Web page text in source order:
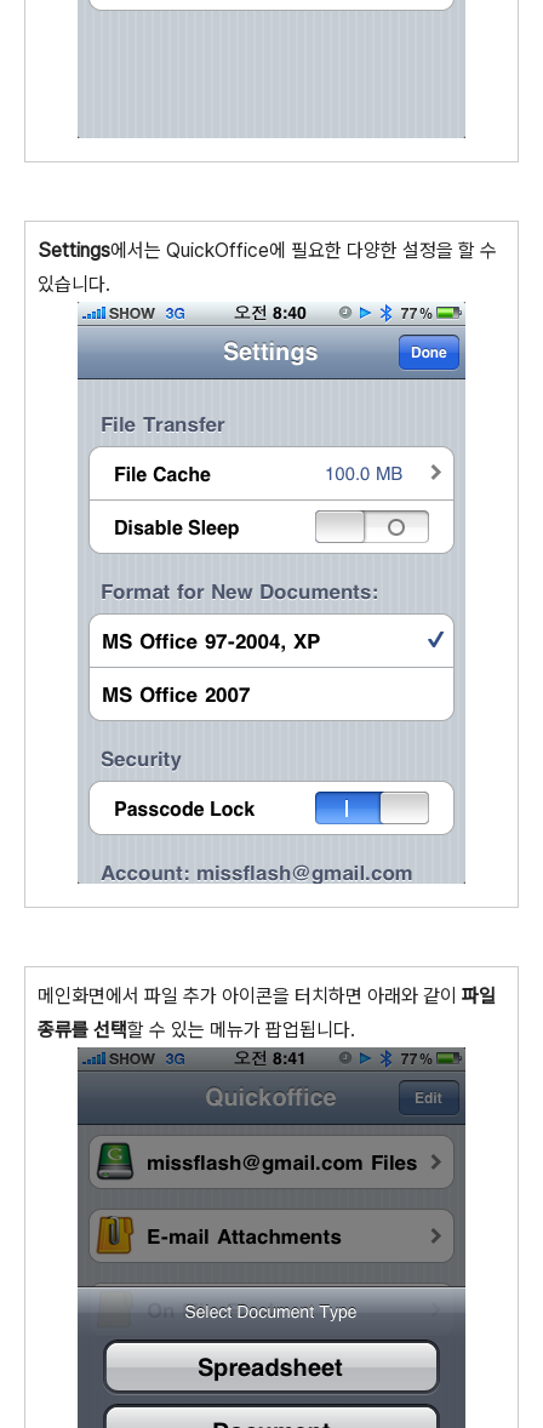
Settings에서는 QuickOffice에 필요한 다양한 설정을 할 수
있습니다.
메인화면에서 파일 추가 아이콘을 터치하면 아래와 같이 파일
종류를 선택할 수 있는 메뉴가 팝업됩니다.